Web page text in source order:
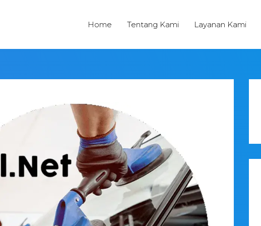
Home Tentang Kami Layanan Kami